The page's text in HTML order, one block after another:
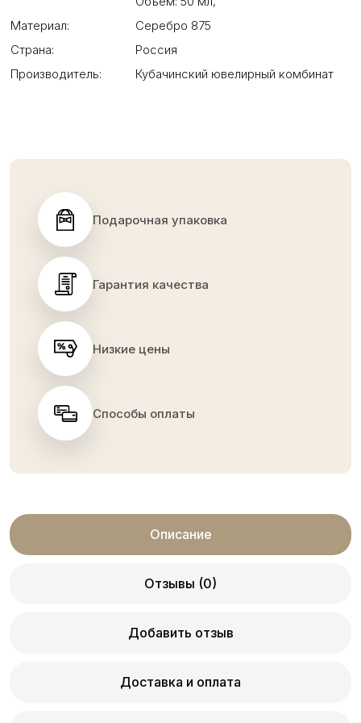
Материал:
Серебро 875
Страна:
Россия
Производитель:
Кубачинский ювелирный комбинат
Подарочная упаковка
Гарантия качества
Низкие цены
Способы оплаты
Описание
Отзывы (0)
Добавить отзыв
Доставка и оплата